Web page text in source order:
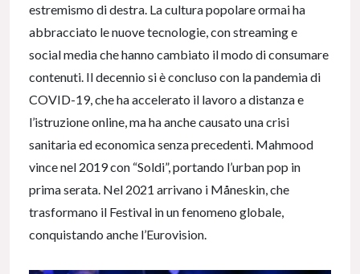
estremismo di destra. La cultura popolare ormai ha
abbracciato le nuove tecnologie, con streaming e
social media che hanno cambiato il modo di consumare
contenuti. Il decennio si è concluso con la pandemia di
COVID-19, che ha accelerato il lavoro a distanza e
l’istruzione online, ma ha anche causato una crisi
sanitaria ed economica senza precedenti. Mahmood
vince nel 2019 con “Soldi”, portando l’urban pop in
prima serata. Nel 2021 arrivano i Måneskin, che
trasformano il Festival in un fenomeno globale,
conquistando anche l’Eurovision.